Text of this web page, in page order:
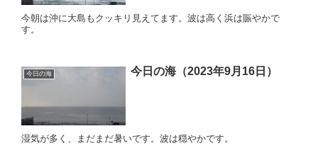
今朝は沖に大島もクッキリ見えてます。波は高く浜は賑やかで
す。
今日の海 今日の海（2023年9月16日）
湿気が多く、まだまだ暑いです。波は穏やかです。